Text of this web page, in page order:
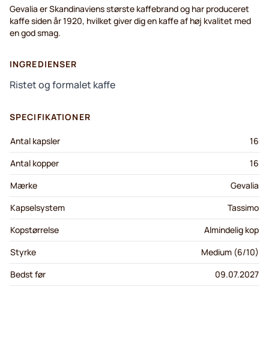
Gevalia er Skandinaviens største kaffebrand og har produceret
kaffe siden år 1920, hvilket giver dig en kaffe af høj kvalitet med
en god smag.
INGREDIENSER
Ristet og formalet kaffe
SPECIFIKATIONER
Antal kapsler
16
Antal kopper
16
Mærke
Gevalia
Kapselsystem
Tassimo
Kopstørrelse
Almindelig kop
Styrke
Medium (6/10)
Bedst før
09.07.2027